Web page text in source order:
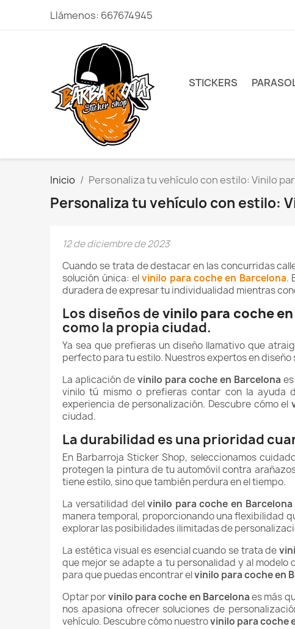
Llámenos: 667674945
STICKERS
Inicio Personaliza tu vehículo con estilo: Vinilo
Personaliza tu vehículo con estilo:
12 de diciembre de 2023
Cuando se trata de destacar en las concurridas
solución única: elvinilo para coche en Barcelona.
duradera de expresar tu individualidad mientras
Los diseños devinilo para coche
como la propia ciudad.
Ya sea que prefieras un diseño llamativo que
perfecto para tu estilo. Nuestros expertos en
La aplicación devinilo para coche en Barcelona
vinilo tú mismo o prefieras contar con la ayuda
experiencia de personalización. Descubre cómo el
ciudad.
La durabilidad es una prioridad
En Barbarroja Sticker Shop, seleccionamos
protegen la pintura de tu automóvil contra
tiene estilo, sino que también perdura en el tiempo.
La versatilidad delvinilo para coche en Barcelona
manera temporal, proporcionando una flexibilidad
explorar las posibilidades ilimitadas de
La estética visual es esencial cuando se trata de
que mejor se adapte a tu personalidad y al
para que puedas encontrar elvinilo para coche en
Optar porvinilo para coche en Barcelonaes más
nos apasiona ofrecer soluciones de
vehículo. Descubre cómo nuestrovinilo para coche